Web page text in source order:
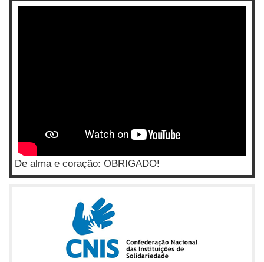
De alma e coração: OBRIGADO!